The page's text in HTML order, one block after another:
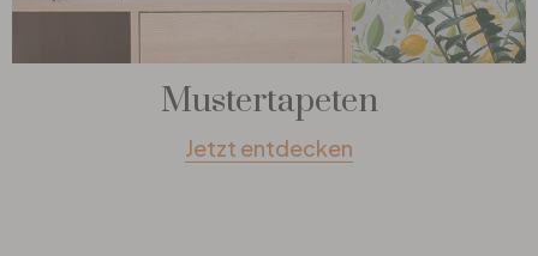
Mustertapeten
Jetzt entdecken